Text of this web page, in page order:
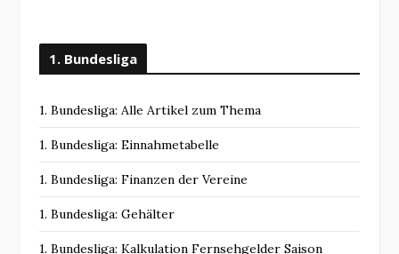
1. Bundesliga
1. Bundesliga: Alle Artikel zum Thema
1. Bundesliga: Einnahmetabelle
1. Bundesliga: Finanzen der Vereine
1. Bundesliga: Gehälter
1. Bundesliga: Kalkulation Fernsehgelder Saison